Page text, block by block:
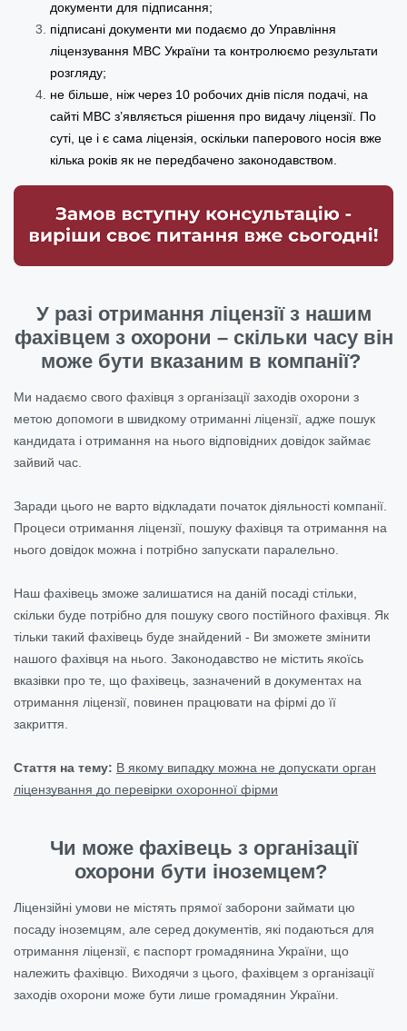
документи для підписання;
підписані документи ми подаємо до Управління
ліцензування МВС України та контролюємо результати
розгляду;
не більше, ніж через 10 робочих днів після подачі, на
сайті МВС з’являється рішення про видачу ліцензії. По
суті, це і є сама ліцензія, оскільки паперового носія вже
кілька років як не передбачено законодавством.
У разі отримання ліцензії з нашим
фахівцем з охорони – скільки часу він
може бути вказаним в компанії?
Ми надаємо свого фахівця з організації заходів охорони з
метою допомоги в швидкому отриманні ліцензії, адже пошук
кандидата і отримання на нього відповідних довідок займає
зайвий час.
Заради цього не варто відкладати початок діяльності компанії.
Процеси отримання ліцензії, пошуку фахівця та отримання на
нього довідок можна і потрібно запускати паралельно.
Наш фахівець зможе залишатися на даній посаді стільки,
скільки буде потрібно для пошуку свого постійного фахівця. Як
тільки такий фахівець буде знайдений - Ви зможете змінити
нашого фахівця на нього. Законодавство не містить якоїсь
вказівки про те, що фахівець, зазначений в документах на
отримання ліцензії, повинен працювати на фірмі до її
закриття.
Стаття на тему: В якому випадку можна не допускати орган
ліцензування до перевірки охоронної фірми
Чи може фахівець з організації
охорони бути іноземцем?
Ліцензійні умови не містять прямої заборони займати цю
посаду іноземцям, але серед документів, які подаються для
отримання ліцензії, є паспорт громадянина України, що
належить фахівцю. Виходячи з цього, фахівцем з організації
заходів охорони може бути лише громадянин України.